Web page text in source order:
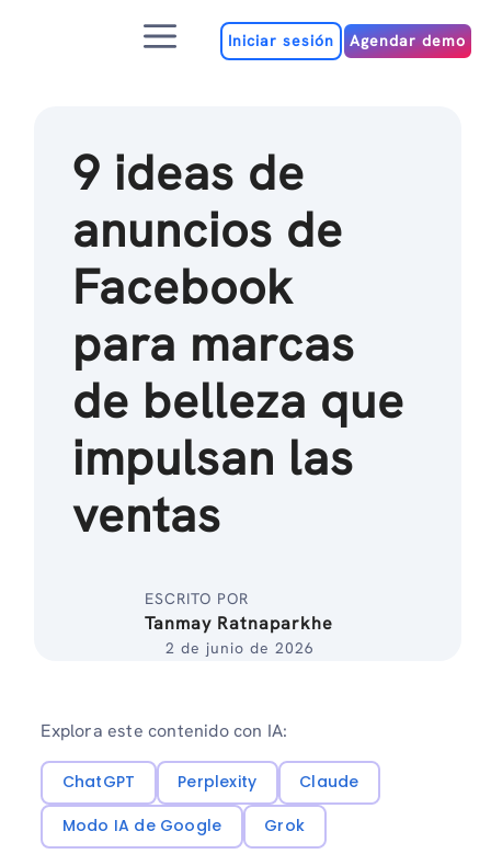
MenúIniciar sesión Agendar demo
9 ideas de
anuncios de
Facebook
para marcas
de belleza que
impulsan las
ventas
ESCRITO POR
Tanmay Ratnaparkhe
2 de junio de 2026
Explora este contenido con IA:
ChatGPT Perplexity
Claude
Modo IA de Google
Grok